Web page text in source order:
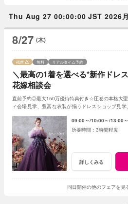
Thu Aug 27 00:00:00 JST 2026月
8/27 (木)
＼最高の1着を選べる*新作ドレ
花嫁相談会
残席 無料 リアルタイム予約
直前予約◎最大150万優待特典付き☆圧巻の本格大
ィ会場見学、豊富な衣装が揃うドレスショップ見
09:00～ 10:00～ 13:00～
3時間程度
詳しくみる
同日開催の他のフェアを見